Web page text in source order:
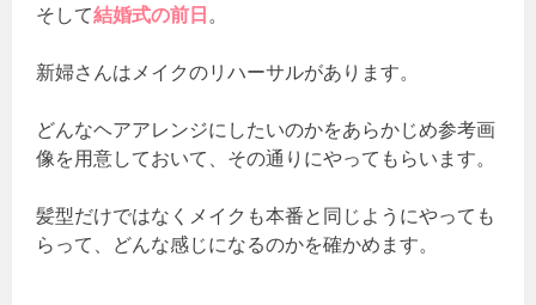
そして結婚式の前日 。
新婦さんはメイクのリハーサルがあります。
どんなヘアアレンジにしたいのかをあらかじめ参考画
像を用意しておいて、その通りにやってもらいます。
髪型だけではなくメイクも本番と同じようにやっても
らって、どんな感じになるのかを確かめます。